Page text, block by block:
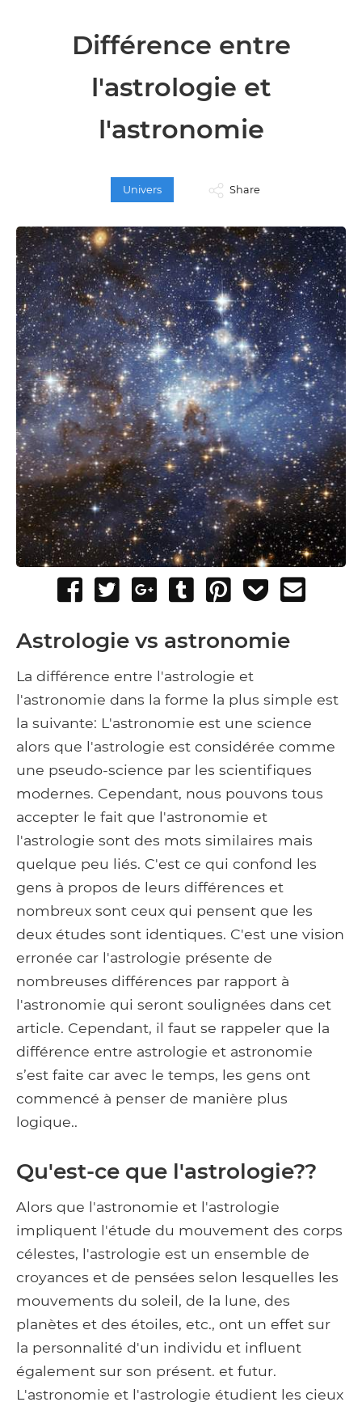
Différence entre
l'astrologie et
l'astronomie
Univers Share
Share
Facebook
Tweet
Share
Google+
Post
Tumblr
Pin
Add
Pocket
Astrologie vs astronomie
La différence entre l'astrologie et
l'astronomie dans la forme la plus simple est
la suivante: L'astronomie est une science
alors que l'astrologie est considérée comme
une pseudo-science par les scientifiques
modernes. Cependant, nous pouvons tous
accepter le fait que l'astronomie et
l'astrologie sont des mots similaires mais
quelque peu liés. C'est ce qui confond les
gens à propos de leurs différences et
nombreux sont ceux qui pensent que les
deux études sont identiques. C'est une vision
erronée car l'astrologie présente de
nombreuses différences par rapport à
l'astronomie qui seront soulignées dans cet
article. Cependant, il faut se rappeler que la
différence entre astrologie et astronomie
s’est faite car avec le temps, les gens ont
commencé à penser de manière plus
logique..
Qu'est-ce que l'astrologie??
Alors que l'astronomie et l'astrologie
impliquent l'étude du mouvement des corps
célestes, l'astrologie est un ensemble de
croyances et de pensées selon lesquelles les
mouvements du soleil, de la lune, des
planètes et des étoiles, etc., ont un effet sur
la personnalité d'un individu et influent
également sur son présent. et futur.
L'astronomie et l'astrologie étudient les cieux